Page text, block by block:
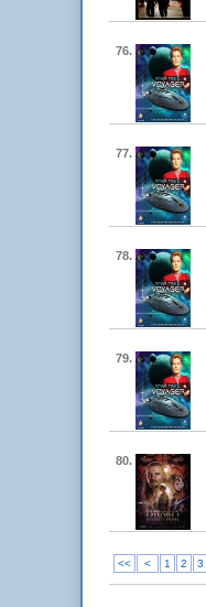
76.
77.
78.
79.
80.
<< < 1 2 3